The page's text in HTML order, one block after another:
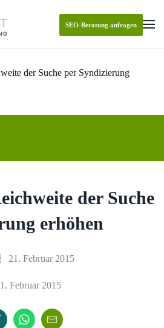
SEO-Beratung anfragen
der Suche per Syndizierung
der Suche
erhöhen
21. Februar 2015
Februar 2015